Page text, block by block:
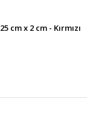
cm x 2 cm - Kırmızı